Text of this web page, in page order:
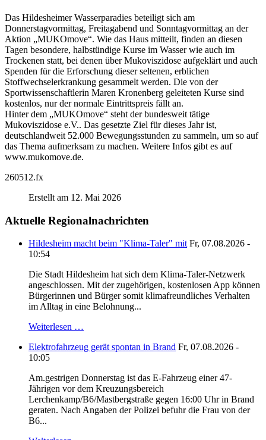
Das Hildesheimer Wasserparadies beteiligt sich am
Donnerstagvormittag, Freitagabend und Sonntagvormittag an der
Aktion „MUKOmove“. Wie das Haus mitteilt, finden an diesen
Tagen besondere, halbstündige Kurse im Wasser wie auch im
Trockenen statt, bei denen über Mukoviszidose aufgeklärt und auch
Spenden für die Erforschung dieser seltenen, erblichen
Stoffwechselerkrankung gesammelt werden. Die von der
Sportwissenschaftlerin Maren Kronenberg geleiteten Kurse sind
kostenlos, nur der normale Eintrittspreis fällt an.
Hinter dem „MUKOmove“ steht der bundesweit tätige
Mukoviszidose e.V.. Das gesetzte Ziel für dieses Jahr ist,
deutschlandweit 52.000 Bewegungsstunden zu sammeln, um so auf
das Thema aufmerksam zu machen. Weitere Infos gibt es auf
www.mukomove.de.
260512.fx
Erstellt am 12. Mai 2026
Aktuelle Regionalnachrichten
Hildesheim macht beim "Klima-Taler" mit Fr, 07.08.2026 -
10:54
Die Stadt Hildesheim hat sich dem Klima-Taler-Netzwerk
angeschlossen. Mit der zugehörigen, kostenlosen App können
Bürgerinnen und Bürger somit klimafreundliches Verhalten
im Alltag in eine Belohnung...
Weiterlesen …
Elektrofahrzeug gerät spontan in Brand Fr, 07.08.2026 -
10:05
Am.gestrigen Donnerstag ist das E-Fahrzeug einer 47-
Jährigen vor dem Kreuzungsbereich
Lerchenkamp/B6/Mastbergstraße gegen 16:00 Uhr in Brand
geraten. Nach Angaben der Polizei befuhr die Frau von der
B6...